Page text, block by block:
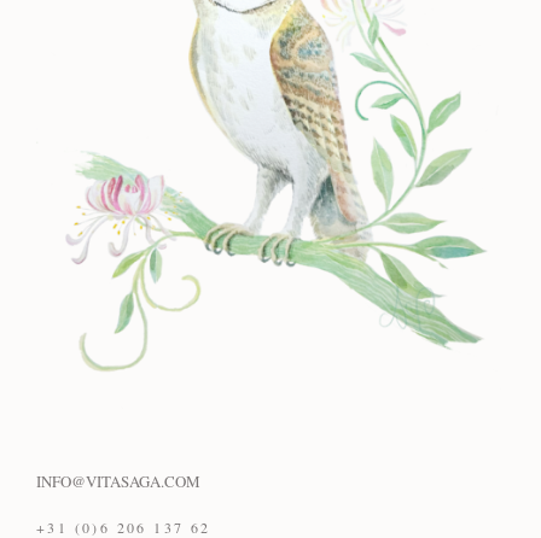
INFO@VITASAGA.COM
+31 (0)6 206 137 62